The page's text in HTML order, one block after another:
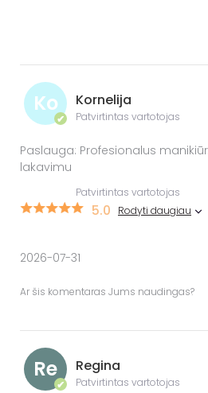
Ko
✔
Kornelija
Patvirtintas vartotojas
Paslauga: Profesionalus
lakavimu
Patvirtintas vartotojas
5.0 Rodyti daugiau
2026-07-31
Ar šis komentaras Jums naudingas?
Re
✔
Regina
Patvirtintas vartotojas